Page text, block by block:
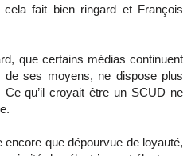
fait bien ringard et François
que certains médias continuent
ses moyens, ne dispose plus
Ce qu’il croyait être un SCUD ne
que dépourvue de loyauté,